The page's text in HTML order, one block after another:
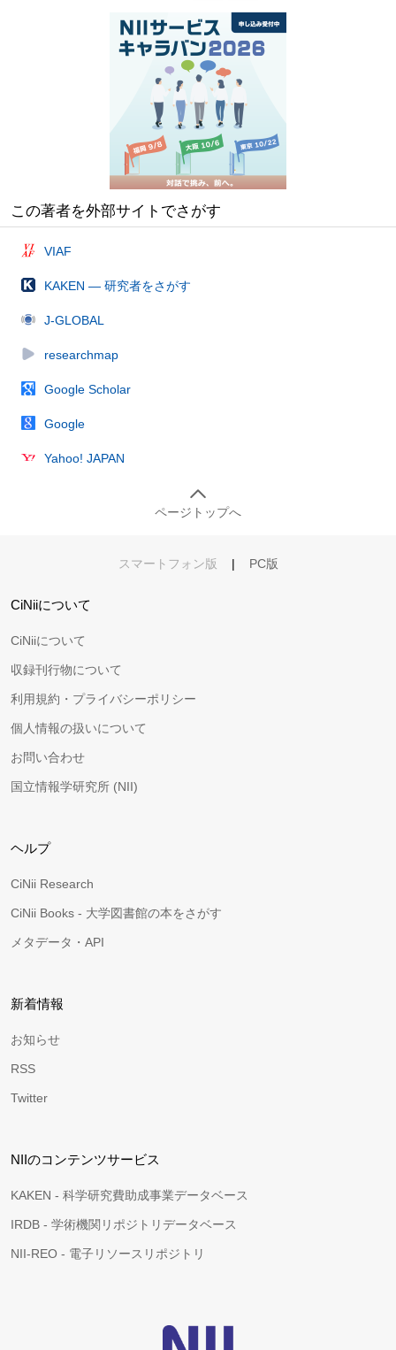
この著者を外部サイトでさがす
VIAF
KAKEN — 研究者をさがす
J-GLOBAL
researchmap
Google Scholar
Google
Yahoo! JAPAN
ページトップへ
スマートフォン版 | PC版
CiNiiについて
CiNiiについて
収録刊行物について
利用規約・プライバシーポリシー
個人情報の扱いについて
お問い合わせ
国立情報学研究所 (NII)
ヘルプ
CiNii Research
CiNii Books - 大学図書館の本をさがす
メタデータ・API
新着情報
お知らせ
RSS
Twitter
NIIのコンテンツサービス
KAKEN - 科学研究費助成事業データベース
IRDB - 学術機関リポジトリデータベース
NII-REO - 電子リソースリポジトリ